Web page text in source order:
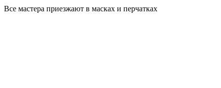
Все мастера приезжают в масках и перчатках